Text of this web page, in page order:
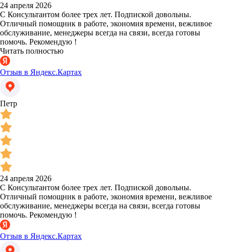
24 апреля 2026
С Консультантом более трех лет. Подпиской довольны.
Отличный помощник в работе, экономия времени, вежливое
обслуживание, менеджеры всегда на связи, всегда готовы
помочь. Рекомендую !
Читать полностью
Отзыв в Яндекс.Картах
Петр
24 апреля 2026
С Консультантом более трех лет. Подпиской довольны.
Отличный помощник в работе, экономия времени, вежливое
обслуживание, менеджеры всегда на связи, всегда готовы
помочь. Рекомендую !
Отзыв в Яндекс.Картах